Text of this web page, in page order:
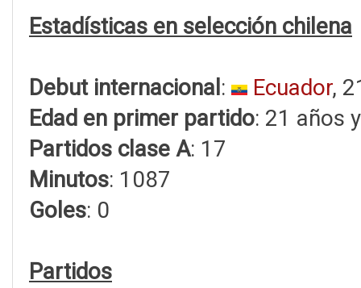
Estadísticas en selección chilena
Debut internacional : Ecuador,
Edad en primer partido: 21 años
Partidos clase A: 17
Minutos: 1087
Goles: 0
Partidos